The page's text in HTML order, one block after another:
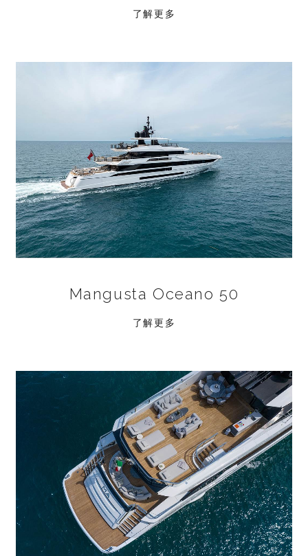
了解更多
Mangusta Oceano 50
了解更多